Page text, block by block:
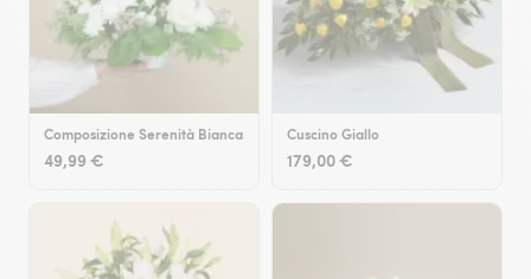
Composizione Serenità Bianca
49,99 €
Cuscino Giallo
179,00 €